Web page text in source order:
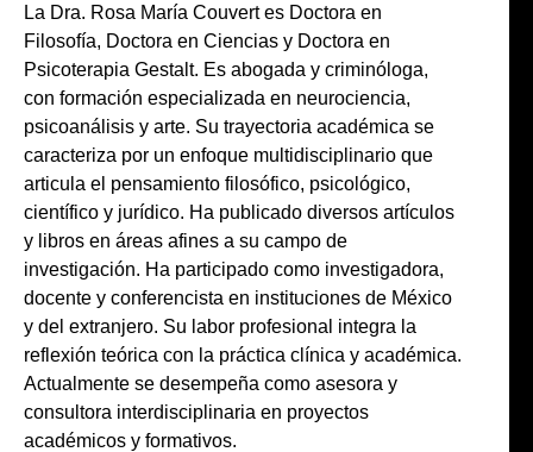
La Dra. Rosa María Couvert es Doctora en
Filosofía, Doctora en Ciencias y Doctora en
Psicoterapia Gestalt. Es abogada y criminóloga,
con formación especializada en neurociencia,
psicoanálisis y arte. Su trayectoria académica se
caracteriza por un enfoque multidisciplinario que
articula el pensamiento filosófico, psicológico,
científico y jurídico. Ha publicado diversos artículos
y libros en áreas afines a su campo de
investigación. Ha participado como investigadora,
docente y conferencista en instituciones de México
y del extranjero. Su labor profesional integra la
reflexión teórica con la práctica clínica y académica.
Actualmente se desempeña como asesora y
consultora interdisciplinaria en proyectos
académicos y formativos.